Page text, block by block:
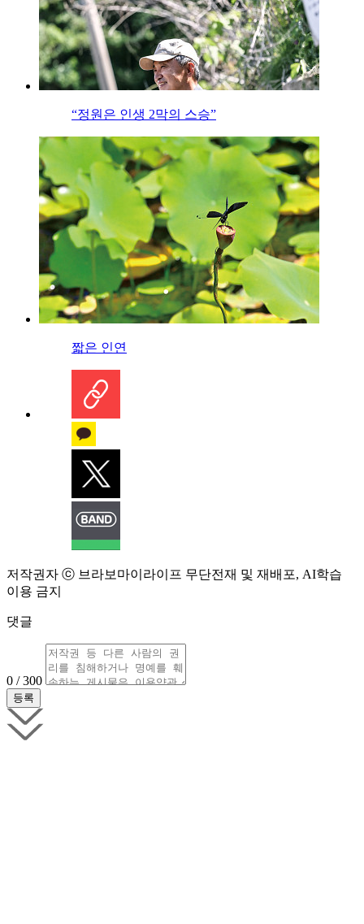
“정원은 인생 2막의 스승”
짧은 인연
저작권자 ⓒ 브라보마이라이프 무단전재 및 재배포, AI학습
이용 금지
댓글
0 / 300